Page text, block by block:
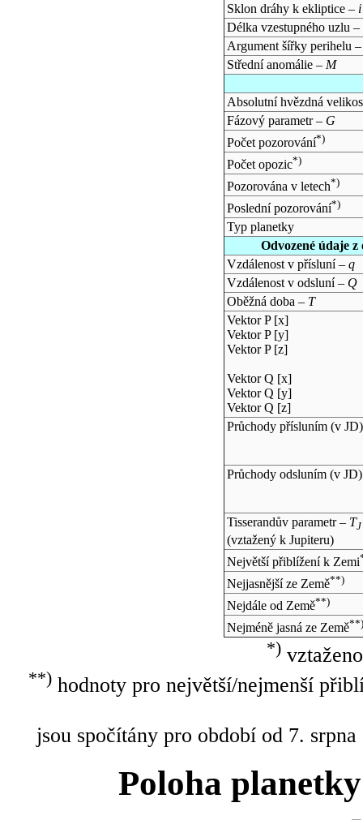
Sklon dráhy k ekliptice – i
Délka vzestupného uzlu –
Argument šířky perihelu
Střední anomálie – M
Absolutní hvězdná
Fázový parametr – G
Počet pozorování*)
Počet opozic*)
Pozorována v letech*)
Poslední pozorování*)
Typ planetky
Odvozené údaje
Vzdálenost v přísluní – q
Vzdálenost v odsluní – Q
Oběžná doba – T
Vektor P [x]
Vektor P [y]
Vektor P [z]
Vektor Q [x]
Vektor Q [y]
Vektor Q [z]
Průchody přísluním (v JD)
Průchody odsluním (v JD)
Tisserandův parametr – TJ
(vztažený k Jupiteru)
Největší přiblížení k Zemi
Nejjasnější ze Země**)
Nejdále od Země**)
Nejméně jasná ze Země**)
*)
**)hodnoty pro největší/nejmenší
jsou spočítány pro období od 7.
Poloha